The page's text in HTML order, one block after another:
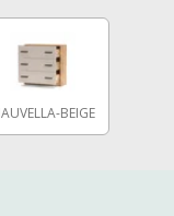
BEIGE